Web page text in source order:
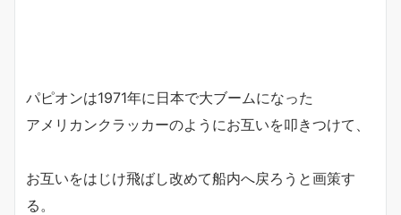
パピオンは1971年に日本で大ブームになった
アメリカンクラッカーのようにお互いを叩きつけて、
お互いをはじけ飛ばし改めて船内へ戻ろうと画策す
る。